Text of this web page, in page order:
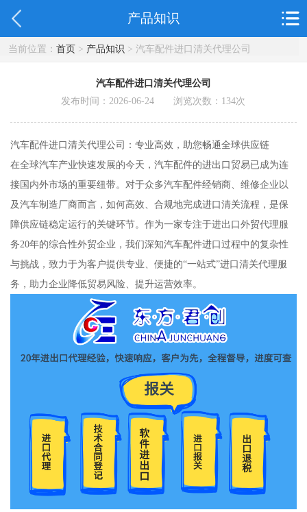
产品知识
当前位置： 首页> 产品知识 > 汽车配件进口清关代理公司
汽车配件进口清关代理公司
发布时间：2026-06-24 浏览次数： 134次
汽车配件进口清关代理公司：专业高效，助您畅通全球供应链
在全球汽车产业快速发展的今天，汽车配件的进出口贸易已成为连
接国内外市场的重要纽带。对于众多汽车配件经销商、维修企业以
及汽车制造厂商而言，如何高效、合规地完成进口清关流程，是保
障供应链稳定运行的关键环节。作为一家专注于进出口外贸代理服
务20年的综合性外贸企业，我们深知汽车配件进口过程中的复杂性
与挑战，致力于为客户提供专业、便捷的“一站式”进口清关代理服
务，助力企业降低贸易风险、提升运营效率。